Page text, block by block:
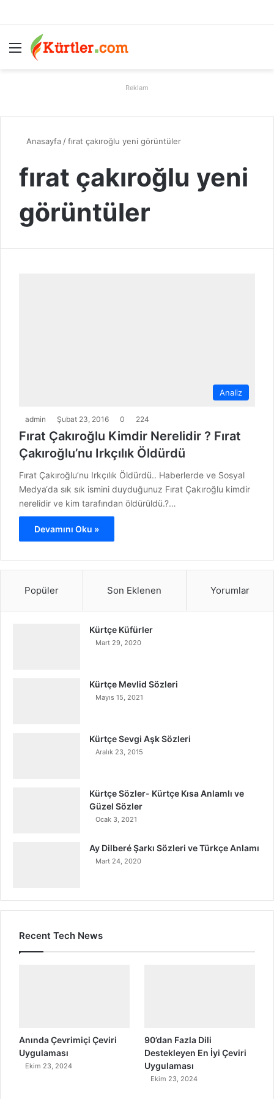
Menü
Reklam
Anasayfa /fırat çakıroğlu yeni görüntüler
fırat çakıroğlu yeni
görüntüler
Analiz
admin Şubat 23, 2016 0 224
Fırat Çakıroğlu Kimdir Nerelidir ? Fırat
Çakıroğlu’nu Irkçılık Öldürdü
Fırat Çakıroğlu’nu Irkçılık Öldürdü.. Haberlerde ve Sosyal
Medya‘da sık sık ismini duyduğunuz Fırat Çakıroğlu kimdir
nerelidir ve kim tarafından öldürüldü.?…
Devamını Oku »
Popüler Son Eklenen Yorumlar
Kürtçe Küfürler
Mart 29, 2020
Kürtçe Mevlid Sözleri
Mayıs 15, 2021
Kürtçe Sevgi Aşk Sözleri
Aralık 23, 2015
Kürtçe Sözler- Kürtçe Kısa Anlamlı ve
Güzel Sözler
Ocak 3, 2021
Ay Dilberé Şarkı Sözleri ve Türkçe Anlamı
Mart 24, 2020
Recent Tech News
Anında Çevrimiçi Çeviri
Uygulaması
Ekim 23, 2024
90’dan Fazla Dili
Destekleyen En İyi Çeviri
Uygulaması
Ekim 23, 2024